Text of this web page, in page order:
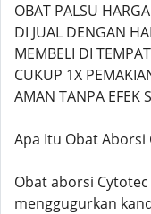
OBAT PALSU
DI JUAL DENGAN
MEMBELI DI
CUKUP 1X
AMAN TANPA EFEK
Apa Itu Obat
Obat aborsi
menggugurkan